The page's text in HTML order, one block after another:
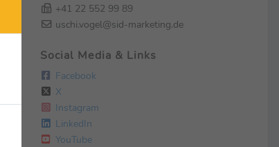
+41 22 552 99 89
uschi.vogel@sid-marketing.de
Social Media & Links
Facebook
X
Instagram
LinkedIn
YouTube